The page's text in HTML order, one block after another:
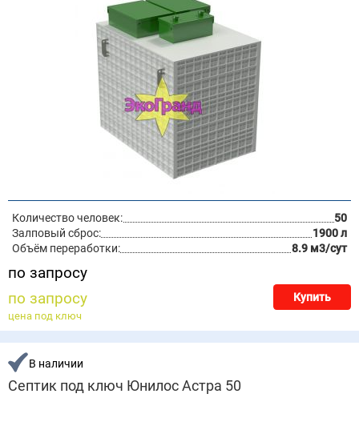
Количество человек:
50
Залповый сброс:
1900 л
Объём переработки:
8.9 м3/сут
по запросу
по запросу
Купить
цена под ключ
В наличии
Септик под ключ Юнилос Астра 50